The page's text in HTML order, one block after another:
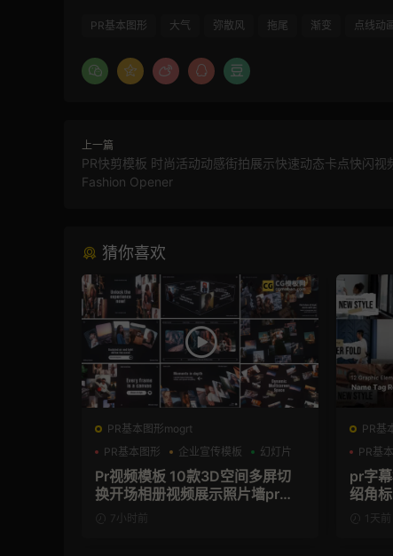
PR基本图形 大气 弥散风 拖尾 渐变 点线动
上一篇
PR快剪模板 时尚活动动感街拍展示快速动态卡点快闪视
Fashion Opener
猜你喜欢
PR基本图形mogrt
PR基本图形
企业宣传模板 幻灯片
Pr视频模板 10款3D空间多屏切
换开场相册视频展示照片墙pr模
7小时前
PR基
PR基
pr字
绍角
1天前